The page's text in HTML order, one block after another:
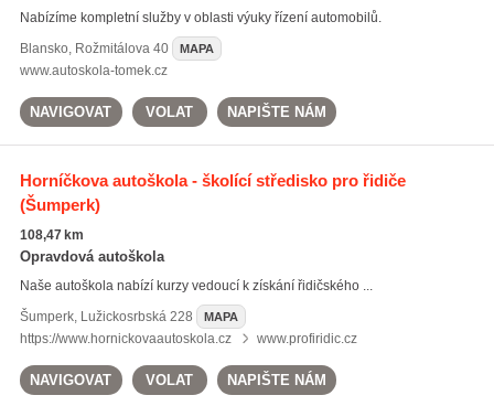
Nabízíme kompletní služby v oblasti výuky řízení automobilů.
Blansko, Rožmitálova 40 MAPA
www.autoskola-tomek.cz
NAVIGOVAT VOLAT NAPIŠTE NÁM
Horníčkova autoškola - školící středisko pro řidiče
(Šumperk)
108,47 km
Opravdová autoškola
Naše autoškola nabízí kurzy vedoucí k získání řidičského ...
Šumperk, Lužickosrbská 228 MAPA
https://www.hornickovaautoskola.cz www.profiridic.cz
NAVIGOVAT VOLAT NAPIŠTE NÁM